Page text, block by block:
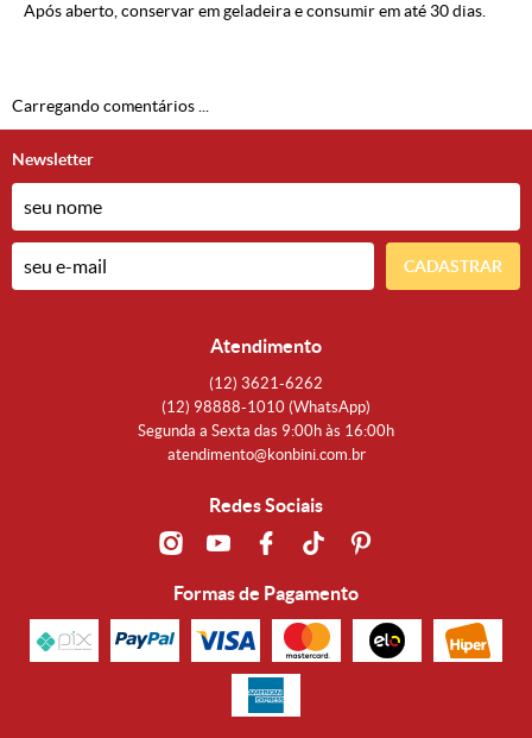
Após aberto, conservar em geladeira e consumir em até 30 dias.
Carregando comentários ...
Newsletter
CADASTRAR
Atendimento
(12) 3621-6262
(12) 98888-1010 (WhatsApp)
Segunda a Sexta das 9:00h às 16:00h
atendimento@konbini.com.br
Redes Sociais
Formas de Pagamento